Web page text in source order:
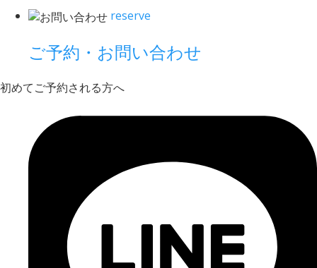
reserve
ご予約・お問い合わせ
初めてご予約される方へ